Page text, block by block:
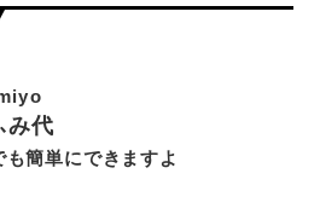
み代
も簡単にできますよ